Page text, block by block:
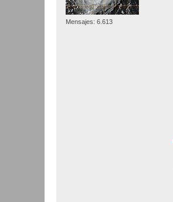
Mensajes: 6.613